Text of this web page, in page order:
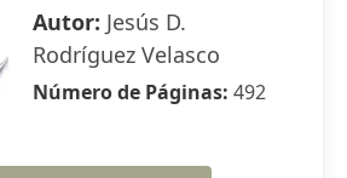
Autor: Jesús D.
Rodríguez Velasco
Número de Páginas: 492